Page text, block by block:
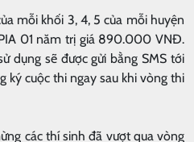
mỗi khối 3, 4, 5 của mỗi huyện
01 năm trị giá 890.000 VNĐ.
dụng sẽ được gửi bằng SMS tới
ký cuộc thi ngay sau khi vòng thi
các thí sinh đã vượt qua vòng